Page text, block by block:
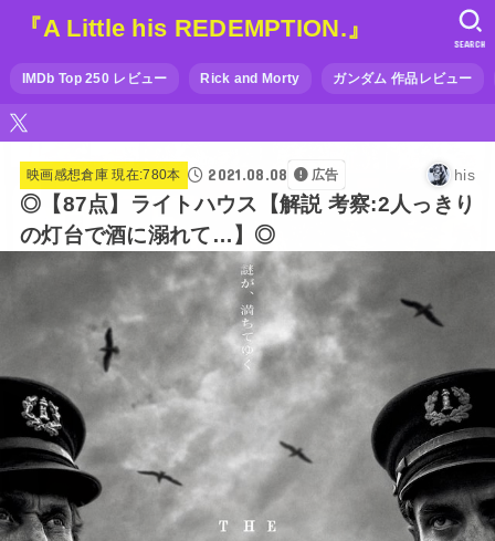
『A Little his REDEMPTION.』
IMDb Top 250 レビュー Rick and Morty ガンダム 作品レビュー
SEARCH
映画感想倉庫 現在:780本 2021.08.08 広告 his
◎【87点】ライトハウス【解説 考察:2人っきり
の灯台で酒に溺れて…】◎